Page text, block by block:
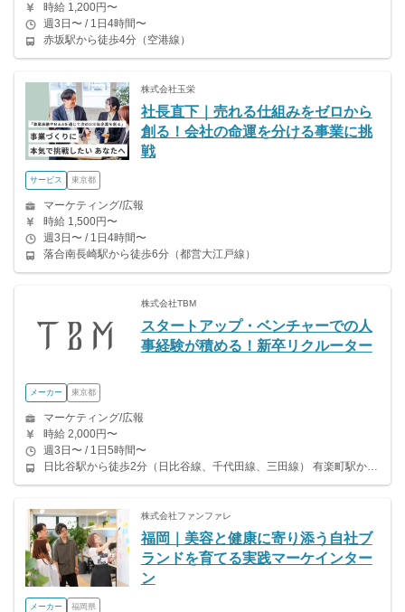
時給 1,200円〜
週3日〜 / 1日4時間〜
赤坂駅から徒歩4分（空港線）
株式会社玉栄
社長直下｜売れる仕組みをゼロから
創る！会社の命運を分ける事業に挑
戦
サービス 東京都
マーケティング/広報
時給 1,500円〜
週3日〜 / 1日4時間〜
落合南長崎駅から徒歩6分（都営大江戸線）
株式会社TBM
スタートアップ・ベンチャーでの人
事経験が積める！新卒リクルーター
メーカー 東京都
マーケティング/広報
時給 2,000円〜
週3日〜 / 1日5時間〜
日比谷駅から徒歩2分（日比谷線、千代田線、三田線） 有楽町駅から徒歩5分（山手線、京浜東北線、有楽町線） 銀座駅から徒歩7分（銀座線、日比谷線、有楽町線、丸ノ内線）
株式会社ファンファレ
福岡｜美容と健康に寄り添う自社ブ
ランドを育てる実践マーケインター
ン
メーカー 福岡県